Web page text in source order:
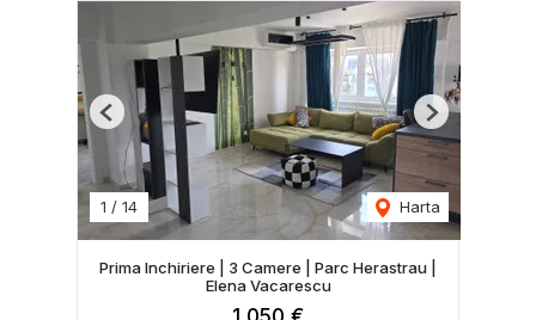
1 / 14 Harta
Previous Next
Prima Inchiriere | 3 Camere | Parc Herastrau |
Elena Vacarescu